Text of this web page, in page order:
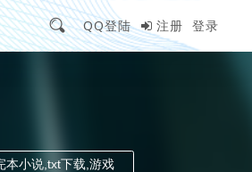
QQ登陆 注册 登录
本小说,txt下载,游戏